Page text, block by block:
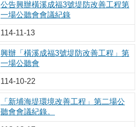
公告興辦橫溪成福3號堤防改善工程第
一場公聽會會議紀錄
114-11-13
興辦「橫溪成福3號堤防改善工程」第
一場公聽會
114-10-22
「新埔海堤環境改善工程」第二場公
聽會會議紀錄。